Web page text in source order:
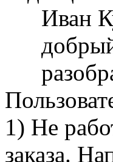
Иван
1) Не
заказа.